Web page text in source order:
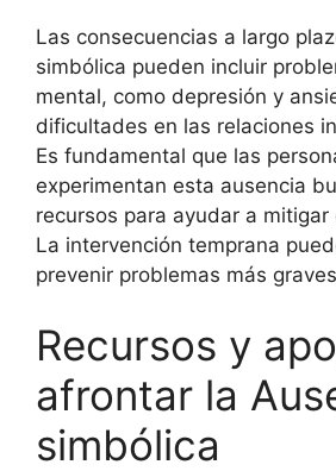
Las consecuencias a largo
simbólica pueden incluir
mental, como depresión y
dificultades en las relaciones
Es fundamental que las
experimentan esta ausencia
recursos para ayudar a
La intervención temprana
prevenir problemas más
Recursos y
afrontar la
simbólica